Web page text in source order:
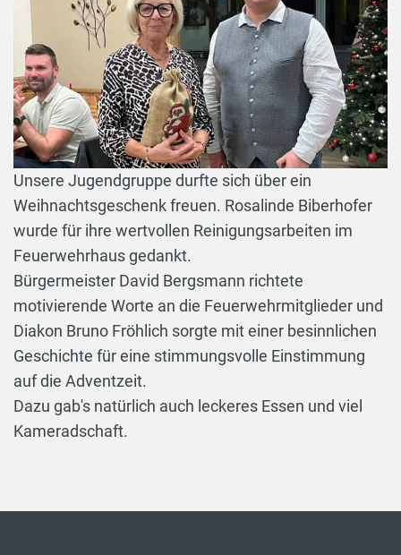
Unsere Jugendgruppe durfte sich über ein
Weihnachtsgeschenk freuen. Rosalinde Biberhofer
wurde für ihre wertvollen Reinigungsarbeiten im
Feuerwehrhaus gedankt.
Bürgermeister David Bergsmann richtete
motivierende Worte an die Feuerwehrmitglieder und
Diakon Bruno Fröhlich sorgte mit einer besinnlichen
Geschichte für eine stimmungsvolle Einstimmung
auf die Adventzeit.
Dazu gab's natürlich auch leckeres Essen und viel
Kameradschaft.